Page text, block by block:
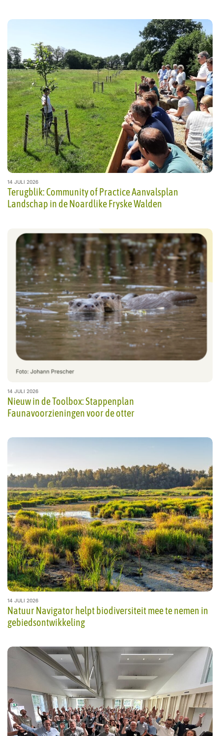
14 JULI 2026
Terugblik: Community of Practice Aanvalsplan
Landschap in de Noardlike Fryske Walden
14 JULI 2026
Nieuw in de Toolbox: Stappenplan
Faunavoorzieningen voor de otter
14 JULI 2026
Natuur Navigator helpt biodiversiteit mee te nemen in
gebiedsontwikkeling